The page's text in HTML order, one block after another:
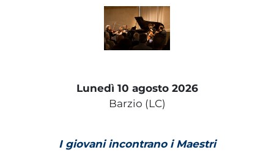
Lunedì 10 agosto 2026
Barzio (LC)
I giovani incontrano i Maestri